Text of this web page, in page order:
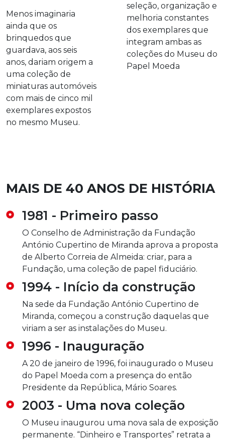
Menos imaginaria
ainda que os
brinquedos que
guardava, aos seis
anos, dariam origem a
uma coleção de
miniaturas automóveis
com mais de cinco mil
exemplares expostos
no mesmo Museu.
seleção, organização e
melhoria constantes
dos exemplares que
integram ambas as
coleções do Museu do
Papel Moeda
MAIS DE 40 ANOS DE HISTÓRIA
1981 - Primeiro passo
O Conselho de Administração da Fundação
António Cupertino de Miranda aprova a proposta
de Alberto Correia de Almeida: criar, para a
Fundação, uma coleção de papel fiduciário.
1994 - Início da construção
Na sede da Fundação António Cupertino de
Miranda, começou a construção daquelas que
viriam a ser as instalações do Museu.
1996 - Inauguração
A 20 de janeiro de 1996, foi inaugurado o Museu
do Papel Moeda com a presença do então
Presidente da República, Mário Soares.
2003 - Uma nova coleção
O Museu inaugurou uma nova sala de exposição
permanente. “Dinheiro e Transportes” retrata a